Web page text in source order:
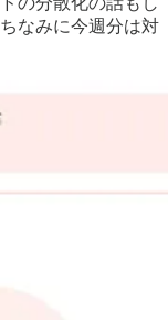
なみに今週分は対